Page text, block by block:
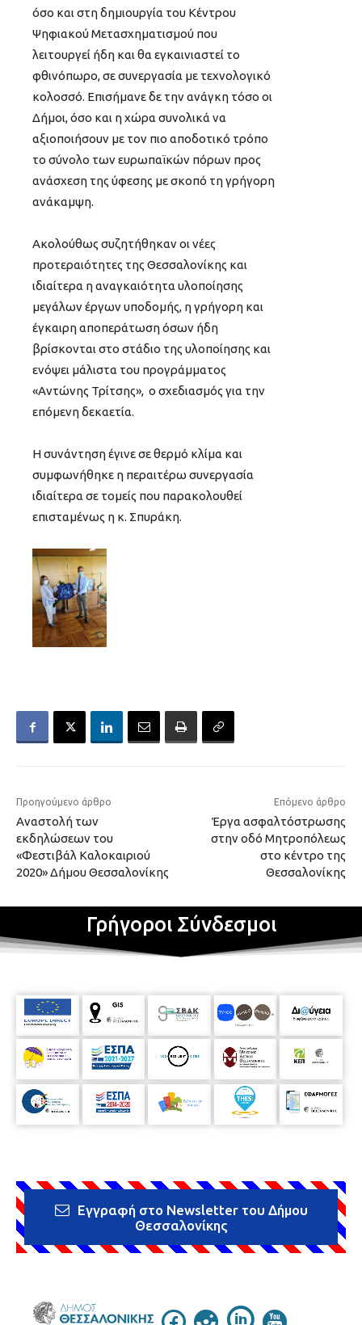
όσο και στη δημιουργία του Κέντρου
Ψηφιακού Μετασχηματισμού που
λειτουργεί ήδη και θα εγκαινιαστεί το
φθινόπωρο, σε συνεργασία με τεχνολογικό
κολοσσό. Επισήμανε δε την ανάγκη τόσο οι
Δήμοι, όσο και η χώρα συνολικά να
αξιοποιήσουν με τον πιο αποδοτικό τρόπο
το σύνολο των ευρωπαϊκών πόρων προς
ανάσχεση της ύφεσης με σκοπό τη γρήγορη
ανάκαμψη.
Ακολούθως συζητήθηκαν οι νέες
προτεραιότητες της Θεσσαλονίκης και
ιδιαίτερα η αναγκαιότητα υλοποίησης
μεγάλων έργων υποδομής, η γρήγορη και
έγκαιρη αποπεράτωση όσων ήδη
βρίσκονται στο στάδιο της υλοποίησης και
ενόψει μάλιστα του προγράμματος
«Αντώνης Τρίτσης», ο σχεδιασμός για την
επόμενη δεκαετία.
Η συνάντηση έγινε σε θερμό κλίμα και
συμφωνήθηκε η περαιτέρω συνεργασία
ιδιαίτερα σε τομείς που παρακολουθεί
επισταμένως η κ. Σπυράκη.
Προηγούμενο άρθρο
Αναστολή των
εκδηλώσεων του
«Φεστιβάλ Καλοκαιριού
2020» Δήμου Θεσσαλονίκης
Επόμενο άρθρο
Έργα ασφαλτόστρωσης
στην οδό Μητροπόλεως
στο κέντρο της
Θεσσαλονίκης
Γρήγοροι Σύνδεσμοι
Εγγραφή στο Newsletter του Δήμου
Θεσσαλονίκης